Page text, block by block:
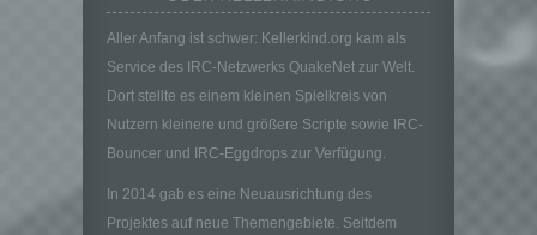
Aller Anfang ist schwer: Kellerkind.org kam als
Service des IRC-Netzwerks QuakeNet zur Welt.
Dort stellte es einem kleinen Spielkreis von
Nutzern kleinere und größere Scripte sowie IRC-
Bouncer und IRC-Eggdrops zur Verfügung.
In 2014 gab es eine Neuausrichtung des
Projektes auf neue Themengebiete. Seitdem
oder andere Stelle, die allein oder
gemeinsam mit anderen über die Zwecke
personenbezogenen Daten entscheidet.
Sind die Zwecke und Mittel dieser
Verarbeitung durch das Unionsrecht oder
das Recht der Mitgliedstaaten vorgegeben,
beziehungsweise können die bestimmten
Kriterien seiner Benennung nach dem